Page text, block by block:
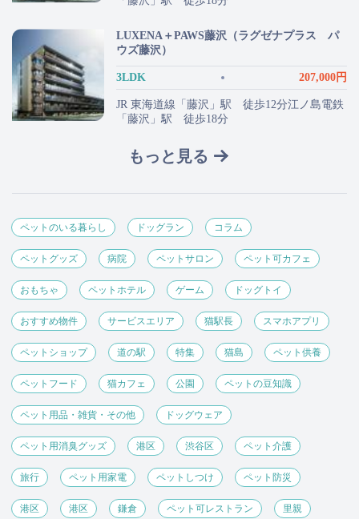
LUXENA＋PAWS藤沢（ラグゼナプラス パ
ウズ藤沢）
3LDK 207,000円
JR 東海道線「藤沢」駅 徒歩12分江ノ島電鉄
「藤沢」駅 徒歩18分
もっと見る
ペットのいる暮らし ドッグラン コラム
ペットグッズ 病院 ペットサロン ペット可カフェ
おもちゃ ペットホテル ゲーム ドッグトイ
おすすめ物件 サービスエリア 猫駅長 スマホアプリ
ペットショップ 道の駅 特集 猫島 ペット供養
ペットフード 猫カフェ 公園 ペットの豆知識
ペット用品・雑貨・その他 ドッグウェア
ペット用消臭グッズ 港区 渋谷区 ペット介護
旅行 ペット用家電 ペットしつけ ペット防災
港区 港区 鎌倉 ペット可レストラン 里親